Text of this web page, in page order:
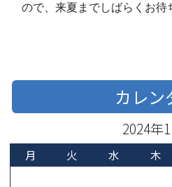
ので、来夏までしばらくお待
カレン
2024年
月 火 水 木